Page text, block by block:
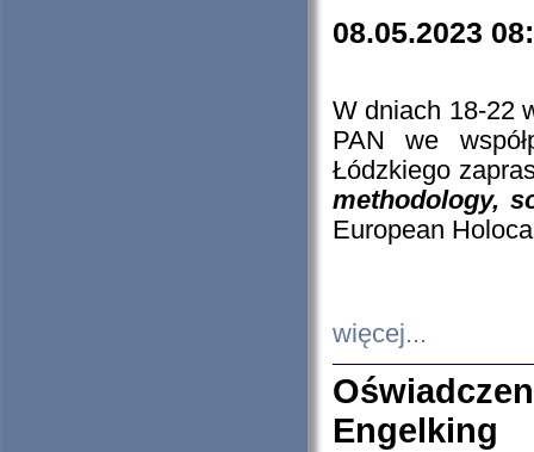
08.05.2023
W dniach 18-22
PAN we
Łódzkiego
methodology,
European
więcej...
Engelking